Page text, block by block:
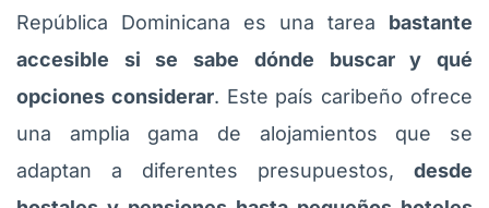
República Dominicana es una tarea bastante
accesible si se sabe dónde buscar y qué
opciones considerar. Este país caribeño ofrece
una amplia gama de alojamientos que se
adaptan a diferentes presupuestos, desde